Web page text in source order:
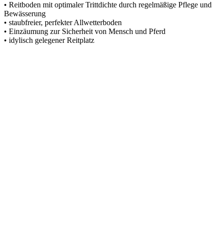
• Reitboden mit optimaler Trittdichte durch regelmäßige Pflege und
Bewässerung
• staubfreier, perfekter Allwetterboden
• Einzäumung zur Sicherheit von Mensch und Pferd
• idylisch gelegener Reitplatz